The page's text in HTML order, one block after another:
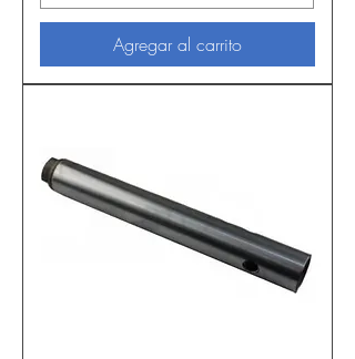
Agregar al carrito